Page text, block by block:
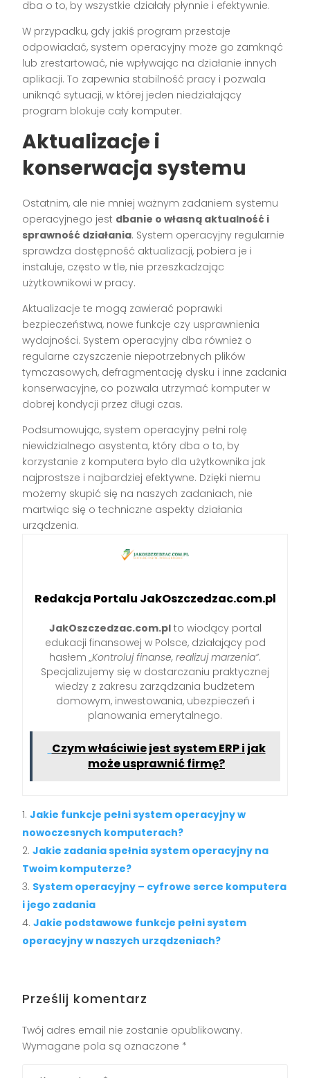
dba o to, by wszystkie działały płynnie i efektywnie.
W przypadku, gdy jakiś program przestaje
odpowiadać, system operacyjny może go zamknąć
lub zrestartować, nie wpływając na działanie innych
aplikacji. To zapewnia stabilność pracy i pozwala
uniknąć sytuacji, w której jeden niedziałający
program blokuje cały komputer.
Aktualizacje i
konserwacja systemu
Ostatnim, ale nie mniej ważnym zadaniem systemu
operacyjnego jest dbanie o własną aktualność i
sprawność działania. System operacyjny regularnie
sprawdza dostępność aktualizacji, pobiera je i
instaluje, często w tle, nie przeszkadzając
użytkownikowi w pracy.
Aktualizacje te mogą zawierać poprawki
bezpieczeństwa, nowe funkcje czy usprawnienia
wydajności. System operacyjny dba również o
regularne czyszczenie niepotrzebnych plików
tymczasowych, defragmentację dysku i inne zadania
konserwacyjne, co pozwala utrzymać komputer w
dobrej kondycji przez długi czas.
Podsumowując, system operacyjny pełni rolę
niewidzialnego asystenta, który dba o to, by
korzystanie z komputera było dla użytkownika jak
najprostsze i najbardziej efektywne. Dzięki niemu
możemy skupić się na naszych zadaniach, nie
martwiąc się o techniczne aspekty działania
urządzenia.
Redakcja Portalu JakOszczedzac.com.pl
JakOszczedzac.com.plto wiodący portal
edukacji finansowej w Polsce, działający pod
hasłem „Kontroluj finanse, realizuj marzenia”.
Specjalizujemy się w dostarczaniu praktycznej
wiedzy z zakresu zarządzania budżetem
domowym, inwestowania, ubezpieczeń i
planowania emerytalnego.
Czym właściwie jest system ERP i jak
może usprawnić firmę?
Jakie funkcje pełni system operacyjny w
nowoczesnych komputerach?
Jakie zadania spełnia system operacyjny na
Twoim komputerze?
System operacyjny – cyfrowe serce komputera
i jego zadania
Jakie podstawowe funkcje pełni system
operacyjny w naszych urządzeniach?
Prześlij komentarz
Twój adres email nie zostanie opublikowany.
Wymagane pola są oznaczone *